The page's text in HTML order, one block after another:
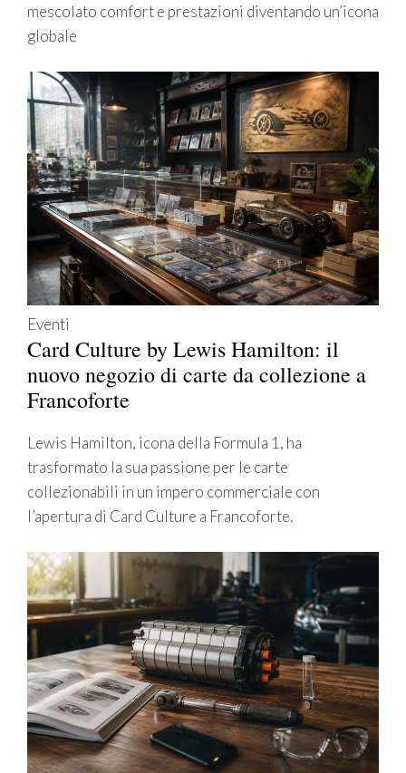
mescolato comfort e prestazioni diventando un’icona
globale
Eventi
Card Culture by Lewis Hamilton: il
nuovo negozio di carte da collezione a
Francoforte
Lewis Hamilton, icona della Formula 1, ha
trasformato la sua passione per le carte
collezionabili in un impero commerciale con
l’apertura di Card Culture a Francoforte.